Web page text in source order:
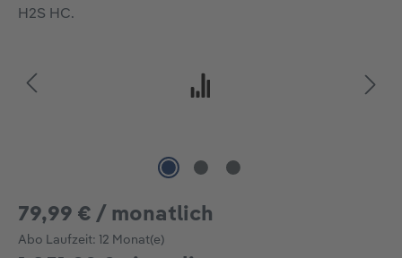
79,99 € / monatlich
Abo Laufzeit: 12 Monat(e)